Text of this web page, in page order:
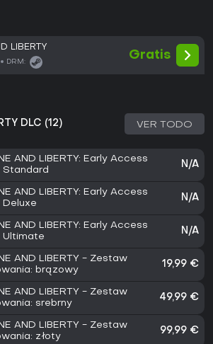
LIBERTY
DRM:
Gratis
DLC (12) VER TODO
AND LIBERTY: Early Access
Standard
N/A
AND LIBERTY: Early Access
Deluxe
N/A
AND LIBERTY: Early Access
Ultimate
N/A
AND LIBERTY - Zestaw
brązowy
19,99 €
AND LIBERTY - Zestaw
srebrny
49,99 €
AND LIBERTY - Zestaw
złoty
99,99 €